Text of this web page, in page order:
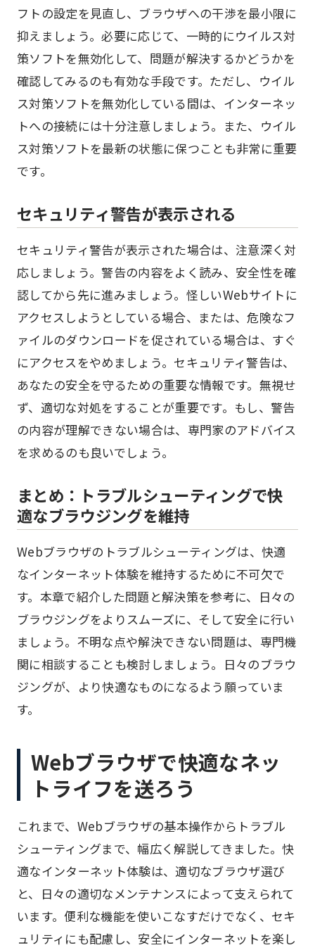
フトの設定を見直し、ブラウザへの干渉を最小限に
抑えましょう。必要に応じて、一時的にウイルス対
策ソフトを無効化して、問題が解決するかどうかを
確認してみるのも有効な手段です。ただし、ウイル
ス対策ソフトを無効化している間は、インターネッ
トへの接続には十分注意しましょう。また、ウイル
ス対策ソフトを最新の状態に保つことも非常に重要
です。
セキュリティ警告が表示される
セキュリティ警告が表示された場合は、注意深く対
応しましょう。警告の内容をよく読み、安全性を確
認してから先に進みましょう。怪しいWebサイトに
アクセスしようとしている場合、または、危険なフ
ァイルのダウンロードを促されている場合は、すぐ
にアクセスをやめましょう。セキュリティ警告は、
あなたの安全を守るための重要な情報です。無視せ
ず、適切な対処をすることが重要です。もし、警告
の内容が理解できない場合は、専門家のアドバイス
を求めるのも良いでしょう。
まとめ：トラブルシューティングで快
適なブラウジングを維持
Webブラウザのトラブルシューティングは、快適
なインターネット体験を維持するために不可欠で
す。本章で紹介した問題と解決策を参考に、日々の
ブラウジングをよりスムーズに、そして安全に行い
ましょう。不明な点や解決できない問題は、専門機
関に相談することも検討しましょう。日々のブラウ
ジングが、より快適なものになるよう願っていま
す。
Webブラウザで快適なネッ
トライフを送ろう
これまで、Webブラウザの基本操作からトラブル
シューティングまで、幅広く解説してきました。快
適なインターネット体験は、適切なブラウザ選び
と、日々の適切なメンテナンスによって支えられて
います。便利な機能を使いこなすだけでなく、セキ
ュリティにも配慮し、安全にインターネットを楽し